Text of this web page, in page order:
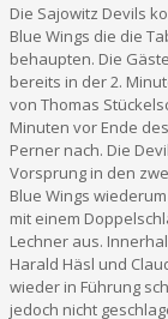
Die Sajowitz Devils
Blue Wings die die
behaupten. Die
bereits in der 2.
von Thomas
Minuten vor Ende
Perner nach. Die
Vorsprung in den
Blue Wings
mit einem
Lechner aus.
Harald Häsl und
wieder in Führung
jedoch nicht